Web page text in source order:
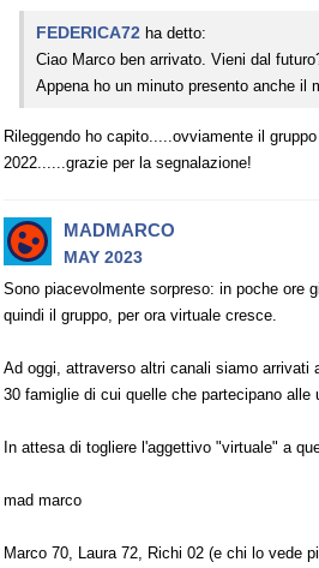
FEDERICA72 ha detto:
Ciao Marco ben arrivato. Vieni dal
Appena ho un minuto presento anche il
Rileggendo ho capito.....ovviamente il
2022......grazie per la segnalazione!
MADMARCO
MAY 2023
Sono piacevolmente sorpreso: in poche ore
quindi il gruppo, per ora virtuale cresce.
Ad oggi, attraverso altri canali siamo arrivati
30 famiglie di cui quelle che partecipano alle
In attesa di togliere l'aggettivo "virtuale" a
mad marco
Marco 70, Laura 72, Richi 02 (e chi lo vede